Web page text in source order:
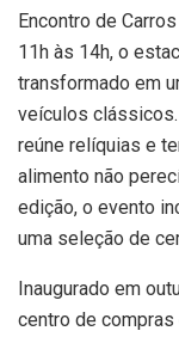
Encontro de
11h às 14h, o
transformado em
veículos
reúne relíquias e
alimento não
edição, o evento
uma seleção de
Inaugurado em
centro de